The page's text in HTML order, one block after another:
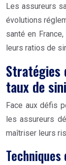
Les assureurs
évolutions
santé en
leurs ratios de
Stratégies
taux de
Face aux défis
les assureurs
maîtriser leurs